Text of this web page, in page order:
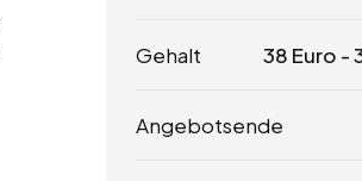
Gehalt 38 Euro -
Angebotsende